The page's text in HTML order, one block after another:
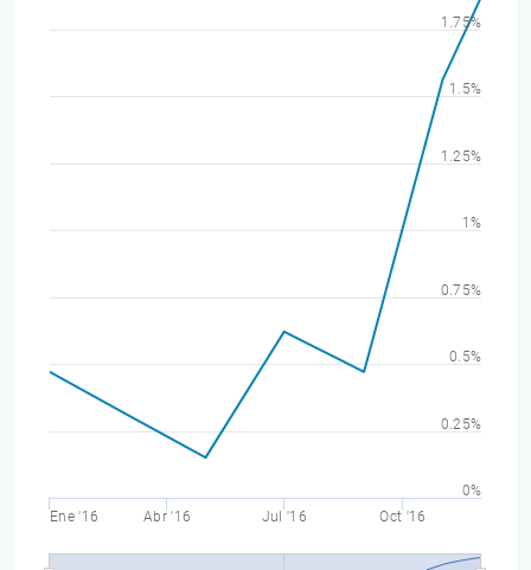
Ene '16 Abr '16 Jul '16 Oct '16
0%
0.25%
0.5%
0.75%
1%
1.25%
1.5%
1.75%